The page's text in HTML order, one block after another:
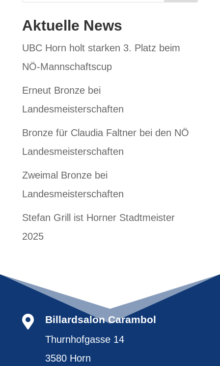
Aktuelle News
UBC Horn holt starken 3. Platz beim
NÖ-Mannschaftscup
Erneut Bronze bei
Landesmeisterschaften
Bronze für Claudia Faltner bei den NÖ
Landesmeisterschaften
Zweimal Bronze bei
Landesmeisterschaften
Stefan Grill ist Horner Stadtmeister
2025
 Billardsalon Carambol
Thurnhofgasse 14
3580 Horn